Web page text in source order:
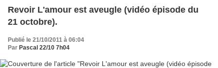
Revoir L'amour est aveugle (vidéo épisode du
21 octobre).
Publié le 21/10/2011 à 06:04
Par Pascal 22/10 7h04